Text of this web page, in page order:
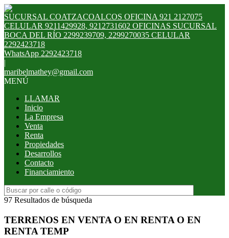
SUCURSAL COATZACOALCOS OFICINA 921 2127075
CELULAR 9211429928, 9212731602 OFICINAS SUCURSAL
BOCA DEL RÍO 2299239709, 2299270035 CELULAR
2292423718
WhatsApp 2292423718
|
maribelmathey@gmail.com
MENÚ
LLAMAR
Inicio
La Empresa
Venta
Renta
Propiedades
Desarrollos
Contacto
Financiamiento
97 Resultados de búsqueda
TERRENOS EN VENTA O EN RENTA O EN
RENTA TEMP